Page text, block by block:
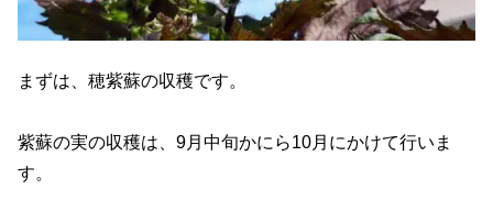
まずは、穂紫蘇の収穫です。
紫蘇の実の収穫は、9月中旬かにら10月にかけて行いま
す。